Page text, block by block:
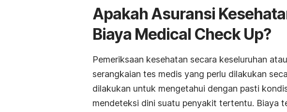
Apakah Asuransi
Biaya Medical Check Up?
Pemeriksaan kesehatan secara keseluruhan atau
serangkaian tes medis yang perlu dilakukan
dilakukan untuk mengetahui dengan pasti
mendeteksi dini suatu penyakit tertentu. Biaya